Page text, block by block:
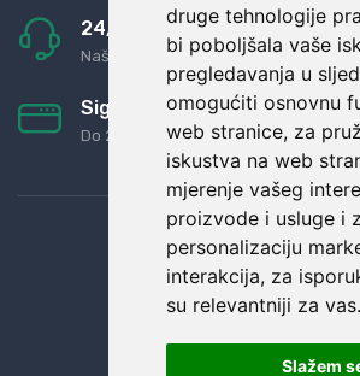
druge tehnologije
bi poboljšala vaše
pregledavanja u
omogućiti osnovnu
web stranice, za
iskustva na web
mjerenje vašeg
proizvode i usluge i
personalizaciju
interakcija, za
su relevantniji za vas.
Slažem
24/7 odlična podrška
Naši agenti uvijek na raspolaganju
Sigurno obročno plaćanje
Do 24 rata bez kamata